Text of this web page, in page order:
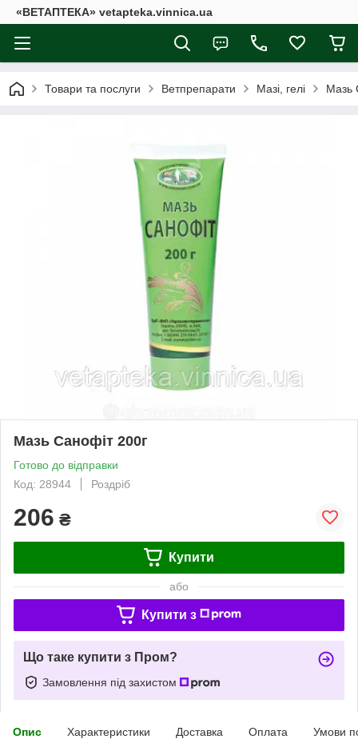
«ВЕТАПТЕКА» vetapteka.vinnica.ua
Товари та послуги Ветпрепарати Мазі, гелі Мазь
Мазь Санофіт 200г
Готово до відправки
Код: 28944
Роздріб
206 ₴
Купити
або
Купити з
Що таке купити з Пром?
Замовлення під захистом
Опис Характеристики Доставка Оплата Умови